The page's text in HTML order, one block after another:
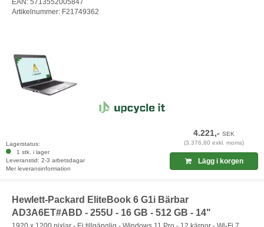
Artikelnummer: F21749362
Lagerstatus:
1 stk. i lager
Leveranstid: 2-3 arbetsdagar
Mer leveransinformation
4.221,-SEK
(3.376,80 exkl. moms)
Lägg i korgen
Hewlett-Packard EliteBook 6 G1i Bärbar
AD3A6ET#ABD - 255U - 16 GB - 512 GB - 14"